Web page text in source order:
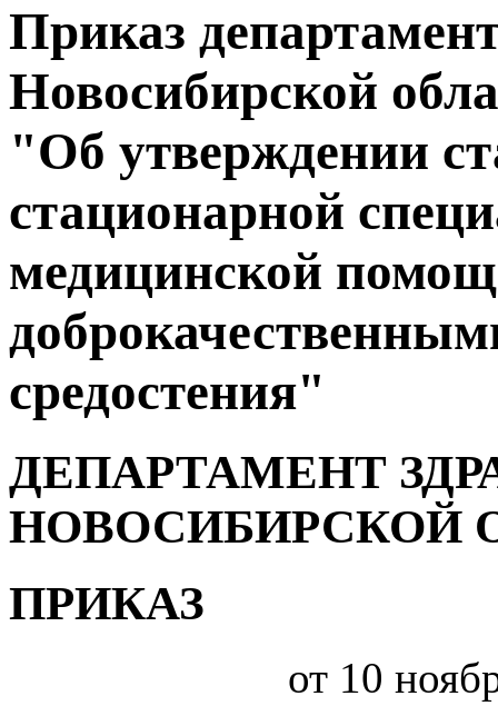
Приказ
Новосибирской
"Об утверждении
стационарной
медицинской
средостения"
ДЕПАРТАМЕНТ
НОВОСИБИРСКОЙ
ПРИКАЗ
от 10